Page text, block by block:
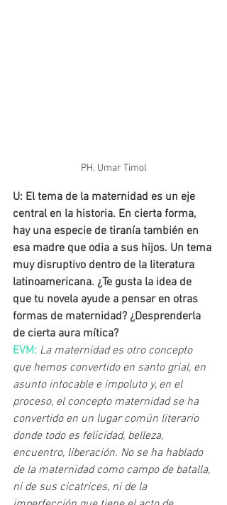
PH. Umar Timol
U: El tema de la maternidad es un eje
central en la historia. En cierta forma,
hay una especie de tiranía también en
esa madre que odia a sus hijos. Un tema
muy disruptivo dentro de la literatura
latinoamericana. ¿Te gusta la idea de
que tu novela ayude a pensar en otras
formas de maternidad? ¿Desprenderla
de cierta aura mítica?
EVM: La maternidad es otro concepto
que hemos convertido en santo grial, en
asunto intocable e impoluto y, en el
proceso, el concepto maternidad se ha
convertido en un lugar común literario
donde todo es felicidad, belleza,
encuentro, liberación. No se ha hablado
de la maternidad como campo de batalla,
ni de sus cicatrices, ni de la